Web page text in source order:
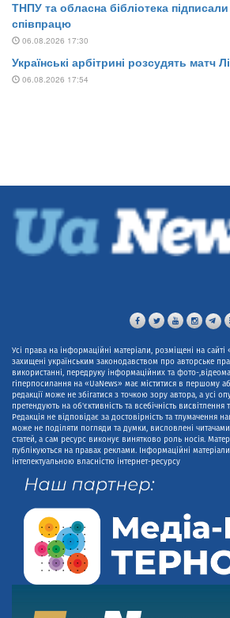
Усі права на інформаційні матеріали, розміщені на
захищені українським законодавством про авторське
використанні, передруку інформаційних та фото-
гіперпосилання на «UaNews» має міститися в першому
редакції може не збігатися з точкою зору автора, а усі
претендують на об'єктивність та всебічність висвітлення
Редакція не відповідає за достовірність та тлумачення
може не поділяти погляди та думки, висловлені
статей, а сам ресурс виконує винятково роль носія.
публікуються на правах реклами. Інформаційні
інтелектуальною власністю інтернет-ресурсу